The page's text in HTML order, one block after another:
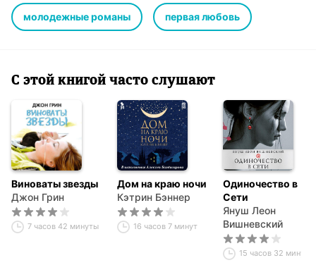
молодежные романы первая любовь
С этой книгой часто слушают
Виноваты звезды
Джон Грин
7 часов 42 минуты
Дом на краю ночи
Кэтрин Бэннер
16 часов 7 минут
Одиночество в
Сети
Януш Леон
Вишневский
15 часов 32 минуты